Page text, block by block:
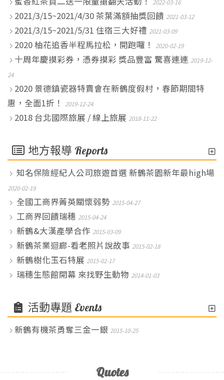
2022-03-16
2021/3/15~2021/4/30 茶葉滿額抽獎回饋 2021-03-12
2021/3/15~2021/5/31 住宿三大好禮 2021-03-09
2020 柚花追香半程馬拉松，開跑囉！ 2020-02-19
十周年慶摸彩券，憑券摸彩 獎品豐富 驚喜連連 2019-12-
24
2020 景德鎮瓷器特賣會在新鶴度假村，春節期間特
惠，全面1折！
2019-12-24
2018 台北國際旅展 / 線上旅展 2018-11-22
地方報導 Reports
知名保險經紀人公司旅遊首選 新鶴茶園新年最high場
2020-02-19
全國工商界菁英關懷弱勢 2015-04-27
工商界回饋瑞穗 2015-04-24
新鶴&大漢產學合作 2015-03-09
新鶴茶業迴廊-看老照片說故事 2015-02-18
新鶴樹化玉石特展 2015-02-17
瑞穗生態館開幕 來找野生動物 2014-01-03
活動專題 Events
新鶴有機茶勇奪三金一銀 2015-10-25
Quotes